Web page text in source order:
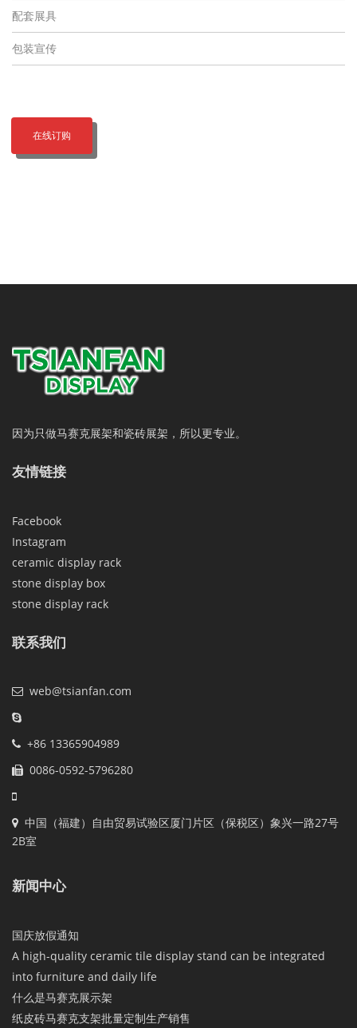
配套展具
包装宣传
在线订购
因为只做马赛克展架和瓷砖展架，所以更专业。
友情链接
Facebook
Instagram
ceramic display rack
stone display box
stone display rack
联系我们
web@tsianfan.com
+86 13365904989
0086-0592-5796280
中国（福建）自由贸易试验区厦门片区（保税区）象兴一路27号
2B室
新闻中心
国庆放假通知
A high-quality ceramic tile display stand can be integrated
into furniture and daily life
什么是马赛克展示架
纸皮砖马赛克支架批量定制生产销售